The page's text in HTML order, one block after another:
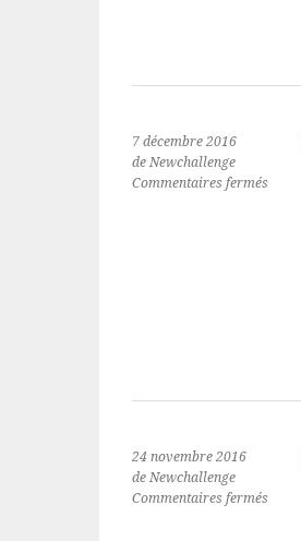
7 décembre 2016
de Newchallenge
Commentaires ferméssur
24 novembre 2016
de Newchallenge
Commentaires ferméssur